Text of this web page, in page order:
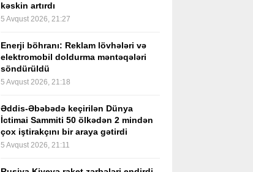
kəskin artırdı
5 Avqust 2026, 21:27
Enerji böhranı: Reklam lövhələri və
elektromobil doldurma məntəqələri
söndürüldü
5 Avqust 2026, 21:18
Əddis-Əbəbədə keçirilən Dünya
İctimai Sammiti 50 ölkədən 2 mindən
çox iştirakçını bir araya gətirdi
5 Avqust 2026, 21:11